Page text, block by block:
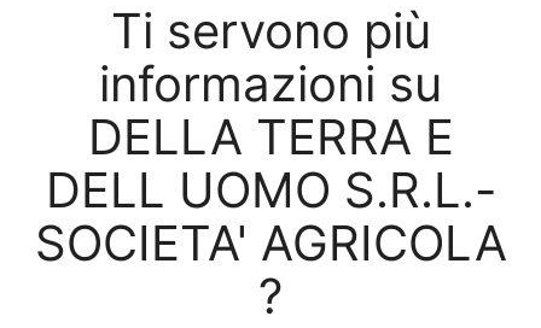
Ti servono più
informazioni su
DELLA TERRA E
DELL UOMO S.R.L.-
SOCIETA' AGRICOLA
?